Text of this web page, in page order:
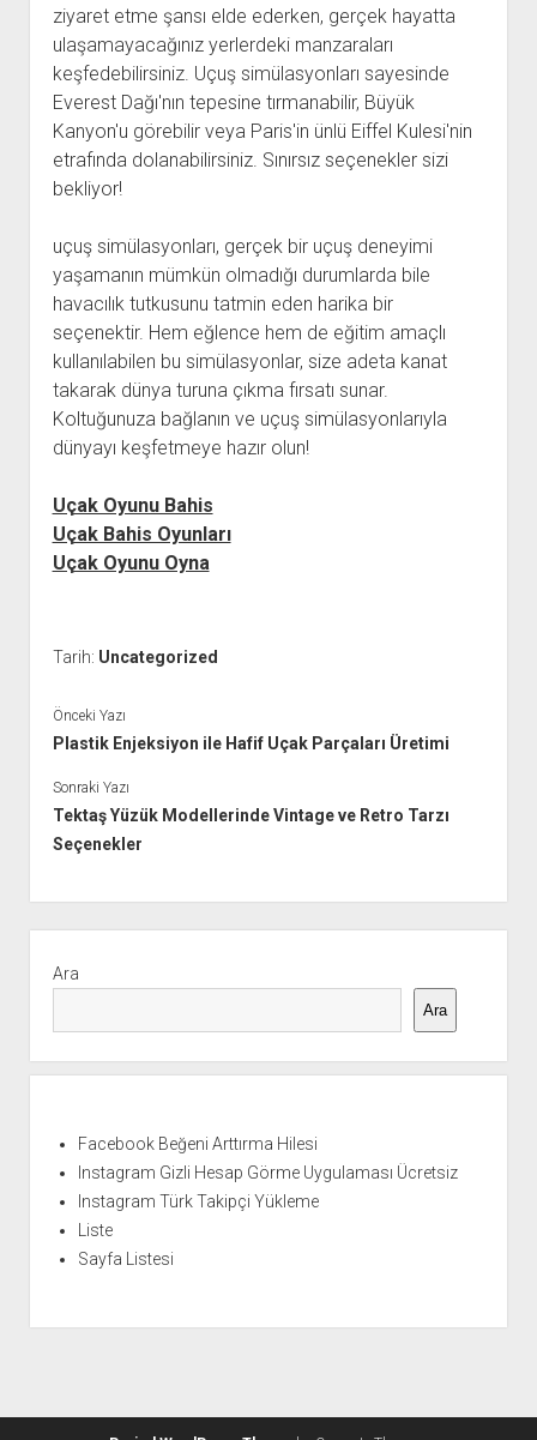
ziyaret etme şansı elde ederken, gerçek hayatta
ulaşamayacağınız yerlerdeki manzaraları
keşfedebilirsiniz. Uçuş simülasyonları sayesinde
Everest Dağı'nın tepesine tırmanabilir, Büyük
Kanyon'u görebilir veya Paris'in ünlü Eiffel Kulesi'nin
etrafında dolanabilirsiniz. Sınırsız seçenekler sizi
bekliyor!
uçuş simülasyonları, gerçek bir uçuş deneyimi
yaşamanın mümkün olmadığı durumlarda bile
havacılık tutkusunu tatmin eden harika bir
seçenektir. Hem eğlence hem de eğitim amaçlı
kullanılabilen bu simülasyonlar, size adeta kanat
takarak dünya turuna çıkma fırsatı sunar.
Koltuğunuza bağlanın ve uçuş simülasyonlarıyla
dünyayı keşfetmeye hazır olun!
Uçak Oyunu Bahis
Uçak Bahis Oyunları
Uçak Oyunu Oyna
Tarih: Uncategorized
Önceki Yazı
Plastik Enjeksiyon ile Hafif Uçak Parçaları Üretimi
Sonraki Yazı
Tektaş Yüzük Modellerinde Vintage ve Retro Tarzı
Seçenekler
Menü
Ara
Ara
Facebook Beğeni Arttırma Hilesi
Instagram Gizli Hesap Görme Uygulaması Ücretsiz
Instagram Türk Takipçi Yükleme
Liste
Sayfa Listesi